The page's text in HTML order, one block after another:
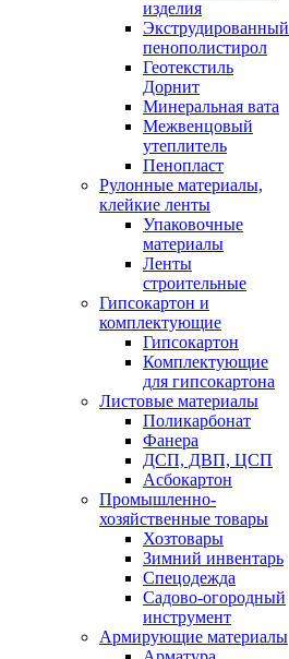
изделия
Экструдированный
пенополистирол
Геотекстиль
Дорнит
Минеральная вата
Межвенцовый
утеплитель
Пенопласт
Рулонные материалы,
клейкие ленты
Упаковочные
материалы
Ленты
строительные
Гипсокартон и
комплектующие
Гипсокартон
Комплектующие
для гипсокартона
Листовые материалы
Поликарбонат
Фанера
ДСП, ДВП, ЦСП
Асбокартон
Промышленно-
хозяйственные товары
Хозтовары
Зимний инвентарь
Спецодежда
Садово-огородный
инструмент
Армирующие материалы